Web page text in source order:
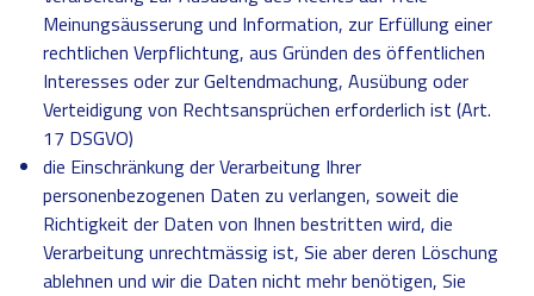
Meinungsäusserung und Information, zur Erfüllung einer
rechtlichen Verpflichtung, aus Gründen des öffentlichen
Interesses oder zur Geltendmachung, Ausübung oder
Verteidigung von Rechtsansprüchen erforderlich ist (Art.
17 DSGVO)
die Einschränkung der Verarbeitung Ihrer
personenbezogenen Daten zu verlangen, soweit die
Richtigkeit der Daten von Ihnen bestritten wird, die
Verarbeitung unrechtmässig ist, Sie aber deren Löschung
ablehnen und wir die Daten nicht mehr benötigen, Sie